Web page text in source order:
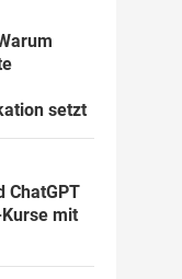
setzt
ChatGPT
mit